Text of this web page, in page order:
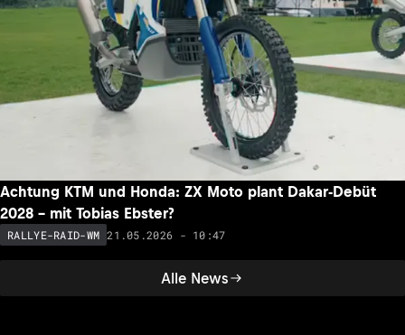
Alle News
Achtung KTM und Honda: ZX Moto plant Dakar-Debüt
2028 – mit Tobias Ebster?
RALLYE-RAID-WM 21.05.2026 - 10:47